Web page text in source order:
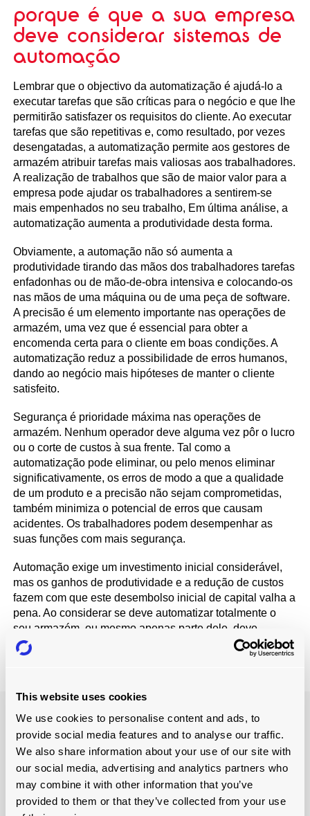
This website uses cookies
We use cookies to personalise content and ads, to
provide social media features and to analyse our traffic.
We also share information about your use of our site with
our social media, advertising and analytics partners who
may combine it with other information that you’ve
provided to them or that they’ve collected from your use
porque é que a sua empresa
deve considerar sistemas de
automação
Lembrar que o objectivo da automatização é ajudá-lo a
executar tarefas que são críticas para o negócio e que lhe
permitirão satisfazer os requisitos do cliente. Ao executar
tarefas que são repetitivas e, como resultado, por vezes
desengatadas, a automatização permite aos gestores de
armazém atribuir tarefas mais valiosas aos trabalhadores.
A realização de trabalhos que são de maior valor para a
empresa pode ajudar os trabalhadores a sentirem-se
mais empenhados no seu trabalho, Em última análise, a
automatização aumenta a produtividade desta forma.
Obviamente, a automação não só aumenta a
produtividade tirando das mãos dos trabalhadores tarefas
enfadonhas ou de mão-de-obra intensiva e colocando-os
nas mãos de uma máquina ou de uma peça de software.
A precisão é um elemento importante nas operações de
armazém, uma vez que é essencial para obter a
encomenda certa para o cliente em boas condições. A
automatização reduz a possibilidade de erros humanos,
dando ao negócio mais hipóteses de manter o cliente
satisfeito.
Segurança é prioridade máxima nas operações de
armazém. Nenhum operador deve alguma vez pôr o lucro
ou o corte de custos à sua frente. Tal como a
automatização pode eliminar, ou pelo menos eliminar
significativamente, os erros de modo a que a qualidade
de um produto e a precisão não sejam comprometidas,
também minimiza o potencial de erros que causam
acidentes. Os trabalhadores podem desempenhar as
suas funções com mais segurança.
Automação exige um investimento inicial considerável,
mas os ganhos de produtividade e a redução de custos
fazem com que este desembolso inicial de capital valha a
pena. Ao considerar se deve automatizar totalmente o
seu armazém, ou mesmo apenas parte dele, deve
sempre ter em conta os custos de manutenção também.